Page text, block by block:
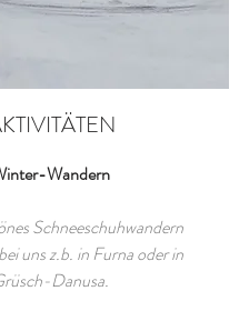
Wandern
Schneeschuhwandern
uns z.b. in Furna oder in
Danusa.